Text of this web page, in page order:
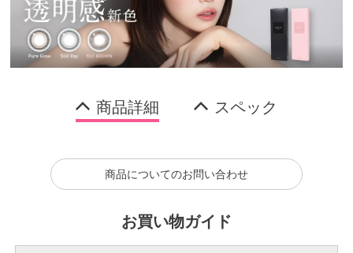
商品詳細 スペック
商品についてのお問い合わせ
お買い物ガイド